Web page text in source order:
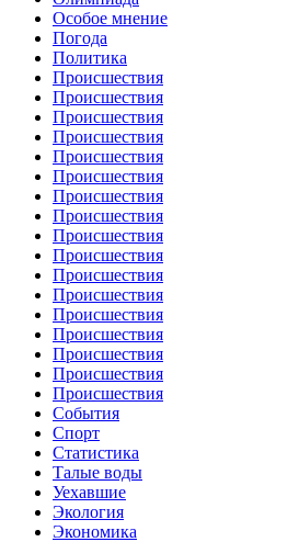
Особое мнение
Погода
Политика
Происшествия
Происшествия
Происшествия
Происшествия
Происшествия
Происшествия
Происшествия
Происшествия
Происшествия
Происшествия
Происшествия
Происшествия
Происшествия
Происшествия
Происшествия
Происшествия
Происшествия
События
Спорт
Статистика
Талые воды
Уехавшие
Экология
Экономика